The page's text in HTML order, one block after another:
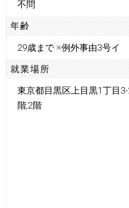
不問
年齢
29歳まで ※例外事由3号イ
就業場所
東京都目黒区上目黒1丁目
階,2階